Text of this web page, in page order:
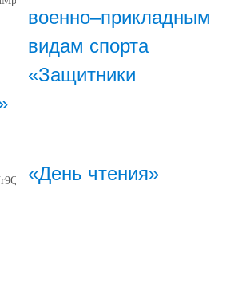
военно–прикладным
видам спорта
«Защитники
«День чтения»